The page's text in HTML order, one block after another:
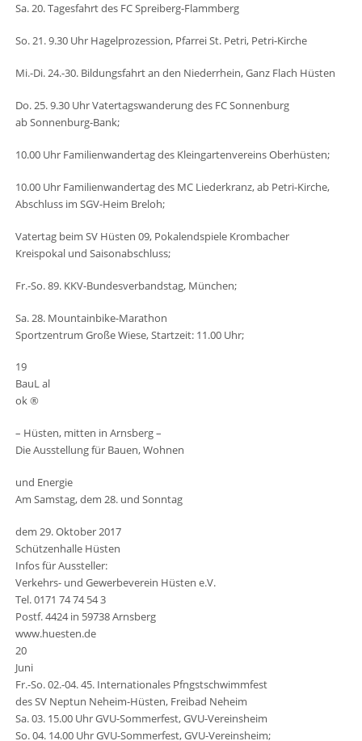
Sa. 20. Tagesfahrt des FC Spreiberg-Flammberg
So. 21. 9.30 Uhr Hagelprozession, Pfarrei St. Petri, Petri-Kirche
Mi.-Di. 24.-30. Bildungsfahrt an den Niederrhein, Ganz Flach Hüsten
Do. 25. 9.30 Uhr Vatertagswanderung des FC Sonnenburg
ab Sonnenburg-Bank;
10.00 Uhr Familienwandertag des Kleingartenvereins Oberhüsten;
10.00 Uhr Familienwandertag des MC Liederkranz, ab Petri-Kirche,
Abschluss im SGV-Heim Breloh;
Vatertag beim SV Hüsten 09, Pokalendspiele Krombacher
Kreispokal und Saisonabschluss;
Fr.-So. 89. KKV-Bundesverbandstag, München;
Sa. 28. Mountainbike-Marathon
Sportzentrum Große Wiese, Startzeit: 11.00 Uhr;
19
BauL al
ok ®
– Hüsten, mitten in Arnsberg –
Die Ausstellung für Bauen, Wohnen
und Energie
Am Samstag, dem 28. und Sonntag
dem 29. Oktober 2017
Schützenhalle Hüsten
Infos für Aussteller:
Verkehrs- und Gewerbeverein Hüsten e.V.
Tel. 0171 74 74 54 3
Postf. 4424 in 59738 Arnsberg
www.huesten.de
20
Juni
Fr.-So. 02.-04. 45. Internationales Pfngstschwimmfest
des SV Neptun Neheim-Hüsten, Freibad Neheim
Sa. 03. 15.00 Uhr GVU-Sommerfest, GVU-Vereinsheim
So. 04. 14.00 Uhr GVU-Sommerfest, GVU-Vereinsheim;